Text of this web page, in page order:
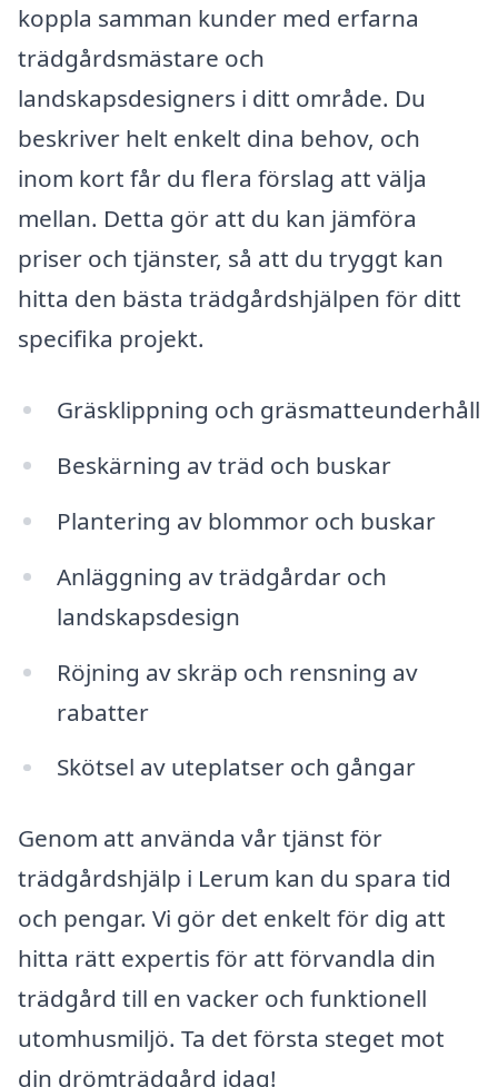
koppla samman kunder med erfarna
trädgårdsmästare och
landskapsdesigners i ditt område. Du
beskriver helt enkelt dina behov, och
inom kort får du flera förslag att välja
mellan. Detta gör att du kan jämföra
priser och tjänster, så att du tryggt kan
hitta den bästa trädgårdshjälpen för ditt
specifika projekt.
Gräsklippning och gräsmatteunderhåll
Beskärning av träd och buskar
Plantering av blommor och buskar
Anläggning av trädgårdar och
landskapsdesign
Röjning av skräp och rensning av
rabatter
Skötsel av uteplatser och gångar
Genom att använda vår tjänst för
trädgårdshjälp i Lerum kan du spara tid
och pengar. Vi gör det enkelt för dig att
hitta rätt expertis för att förvandla din
trädgård till en vacker och funktionell
utomhusmiljö. Ta det första steget mot
din drömträdgård idag!